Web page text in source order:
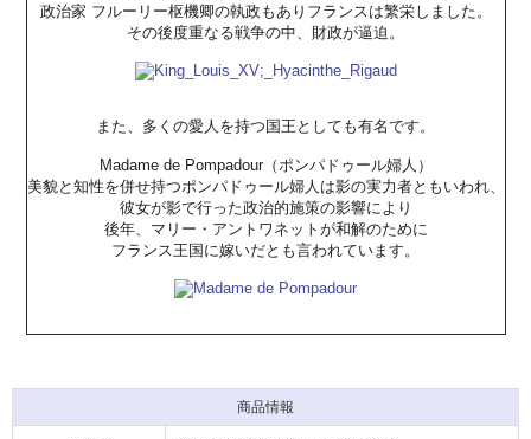
政治家 フルーリー枢機卿の執政もありフランスは繁栄しました。
その後度重なる戦争の中、財政が逼迫。
また、多くの愛人を持つ国王としても有名です。
Madame de Pompadour（ポンパドゥール婦人）
美貌と知性を併せ持つポンパドゥール婦人は影の実力者ともいわれ、
彼女が影で行った政治的施策の影響により
後年、マリー・アントワネットが和解のために
フランス王国に嫁いだとも言われています。
商品情報